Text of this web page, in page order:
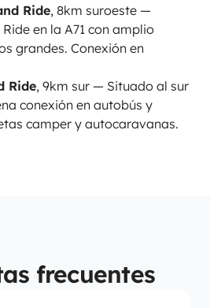
Ride, 8km suroeste —
en la A71 con amplio
grandes. Conexión en
Ride, 9km sur — Situado al sur
conexión en autobús y
camper y autocaravanas.
frecuentes